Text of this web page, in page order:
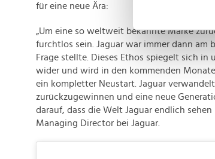
Erfahren Sie
Wir verwenden
und die Zugriffe
Website an
der Dienste
für eine neue Ära:
„Um eine so weltweit bekannte Marke
furchtlos sein. Jaguar war immer dann am
Frage stellte. Dieses Ethos spiegelt sich
wider und wird in den kommenden
ein kompletter Neustart. Jaguar
zurückzugewinnen und eine neue
darauf, dass die Welt Jaguar endlich
Managing Director bei Jaguar.